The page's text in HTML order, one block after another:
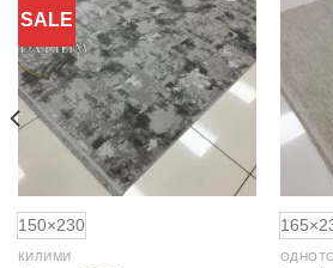
SALE
Додати
до
обраного
150×230
КИЛИМИ